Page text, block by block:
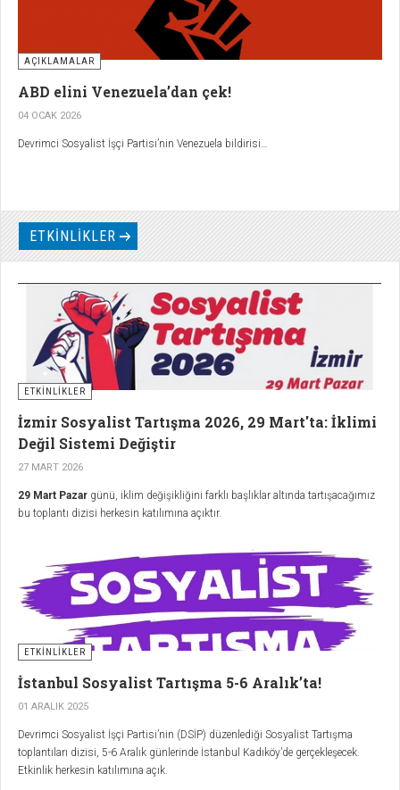
AÇIKLAMALAR
ABD elini Venezuela’dan çek!
04 OCAK 2026
Devrimci Sosyalist İşçi Partisi’nin Venezuela bildirisi…
ETKİNLİKLER
ETKİNLİKLER
İzmir Sosyalist Tartışma 2026, 29 Mart'ta: İklimi
Değil Sistemi Değiştir
27 MART 2026
29 Mart Pazar günü, iklim değişikliğini farklı başlıklar altında tartışacağımız
bu toplantı dizisi herkesin katılımına açıktır.
ETKİNLİKLER
İstanbul Sosyalist Tartışma 5-6 Aralık’ta!
01 ARALIK 2025
Devrimci Sosyalist İşçi Partisi’nin (DSİP) düzenlediği Sosyalist Tartışma
toplantıları dizisi, 5-6 Aralık günlerinde İstanbul Kadıköy’de gerçekleşecek.
Etkinlik herkesin katılımına açık.